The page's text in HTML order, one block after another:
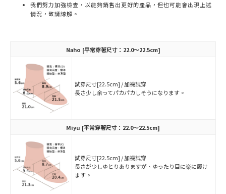
我們努力加強檢查，以能夠銷售出更好的產品，但也可能會出現上述
情況，敬請諒解。
Naho [平常穿著尺寸：22.0～22.5cm]
試穿尺寸[22.5cm] / 加襪試穿
長さ少し余ってパカパカしそうになります。
Miyu [平常穿著尺寸：22.0～22.5cm]
試穿尺寸[22.5cm] / 加襪試穿
長さが少しゆとりありますが、ゆったり目に楽に履け
ます。